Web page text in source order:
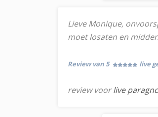
Lieve Monique,
moet losaten en
Review van 5 live
review voorlive